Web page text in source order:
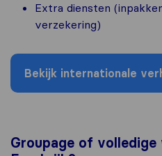
Extra diensten
verzekering)
Bekijk internationale
Groupage of volledige